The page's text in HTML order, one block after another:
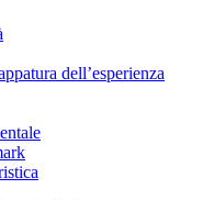
dell’esperienza